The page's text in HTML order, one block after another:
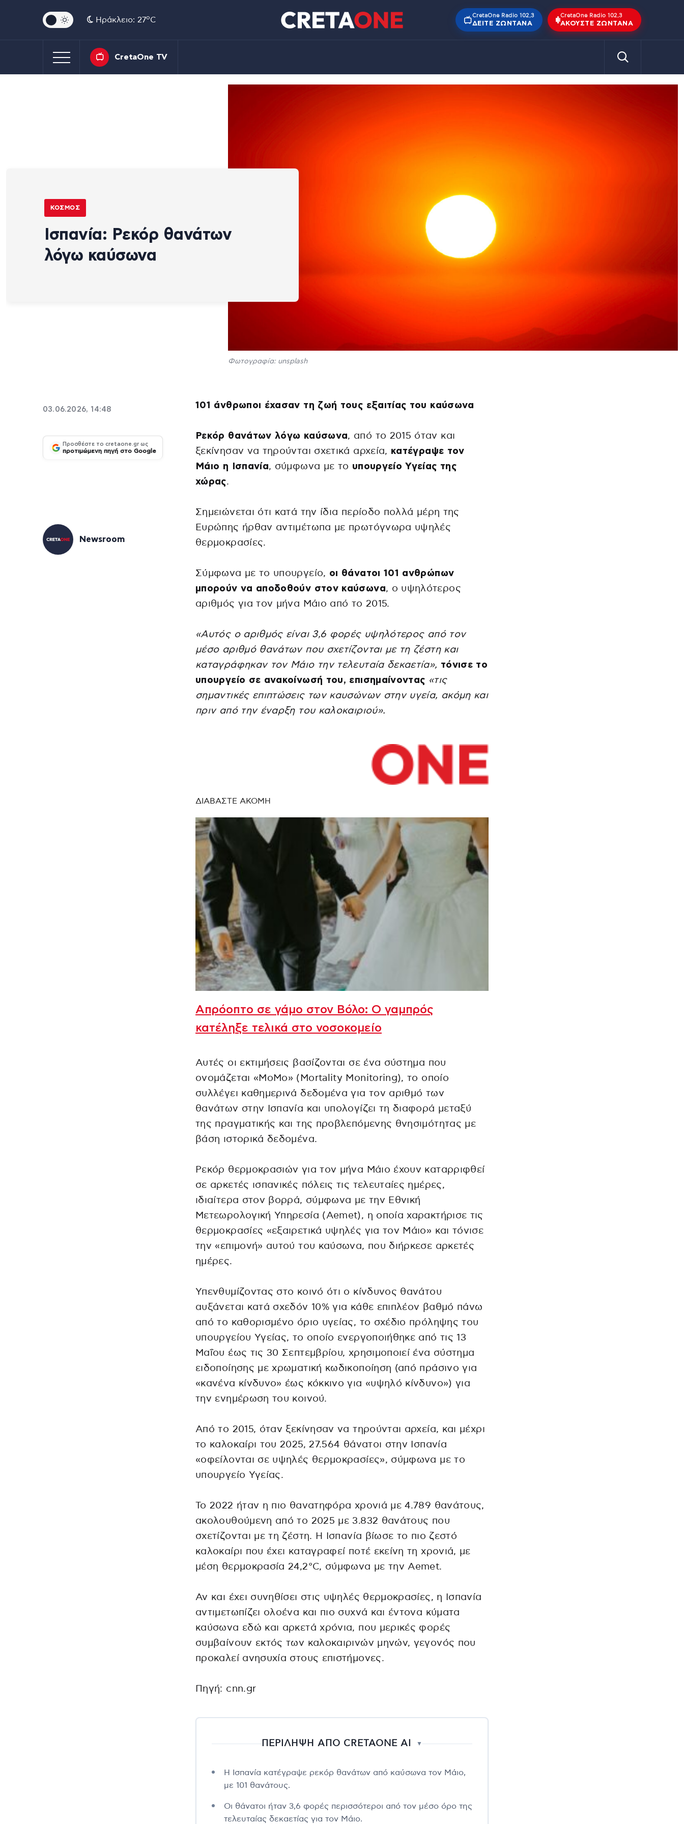
Ηράκλειο: 27oC
CretaOne Radio 102,3
ΔΕΊΤΕ ΖΩΝΤΑΝΆ
CretaOne Radio 102,3
ΑΚΟΎΣΤΕ ΖΩΝΤΑΝΆ
CretaOne TV
ΚΌΣΜΟΣ
Ισπανία: Ρεκόρ θανάτων
λόγω καύσωνα
Φωτογραφία: unsplash
03.06.2026, 14:48
Προσθέστε το cretaone.gr ως
προτιμώμενη πηγή στο Google
Newsroom
101 άνθρωποι έχασαν τη ζωή τους εξαιτίας του καύσωνα
Ρεκόρ θανάτων λόγω καύσωνα, από το 2015 όταν και
ξεκίνησαν να τηρούνται σχετικά αρχεία, κατέγραψε τον
Μάιο η Ισπανία, σύμφωνα με το υπουργείο Υγείας της
χώρας.
Σημειώνεται ότι κατά την ίδια περίοδο πολλά μέρη της
Ευρώπης ήρθαν αντιμέτωπα με πρωτόγνωρα υψηλές
θερμοκρασίες.
Σύμφωνα με το υπουργείο, οι θάνατοι 101 ανθρώπων
μπορούν να αποδοθούν στον καύσωνα, ο υψηλότερος
αριθμός για τον μήνα Μάιο από το 2015.
«Αυτός ο αριθμός είναι 3,6 φορές υψηλότερος από τον
μέσο αριθμό θανάτων που σχετίζονται με τη ζέστη και
καταγράφηκαν τον Μάιο την τελευταία δεκαετία», τόνισε το
υπουργείο σε ανακοίνωσή του, επισημαίνοντας «τις
σημαντικές επιπτώσεις των καυσώνων στην υγεία, ακόμη και
πριν από την έναρξη του καλοκαιριού».
ΔΙΑΒΑΣΤΕ ΑΚΟΜΗ
Απρόοπτο σε γάμο στον Βόλο: Ο γαμπρός
κατέληξε τελικά στο νοσοκομείο
Αυτές οι εκτιμήσεις βασίζονται σε ένα σύστημα που
ονομάζεται «MoMo» (Mortality Monitoring), το οποίο
συλλέγει καθημερινά δεδομένα για τον αριθμό των
θανάτων στην Ισπανία και υπολογίζει τη διαφορά μεταξύ
της πραγματικής και της προβλεπόμενης θνησιμότητας με
βάση ιστορικά δεδομένα.
Ρεκόρ θερμοκρασιών για τον μήνα Μάιο έχουν καταρριφθεί
σε αρκετές ισπανικές πόλεις τις τελευταίες ημέρες,
ιδιαίτερα στον βορρά, σύμφωνα με την Εθνική
Μετεωρολογική Υπηρεσία (Aemet), η οποία χαρακτήρισε τις
θερμοκρασίες «εξαιρετικά υψηλές για τον Μάιο» και τόνισε
την «επιμονή» αυτού του καύσωνα, που διήρκεσε αρκετές
ημέρες.
Υπενθυμίζοντας στο κοινό ότι ο κίνδυνος θανάτου
αυξάνεται κατά σχεδόν 10% για κάθε επιπλέον βαθμό πάνω
από το καθορισμένο όριο υγείας, το σχέδιο πρόληψης του
υπουργείου Υγείας, το οποίο ενεργοποιήθηκε από τις 13
Μαΐου έως τις 30 Σεπτεμβρίου, χρησιμοποιεί ένα σύστημα
ειδοποίησης με χρωματική κωδικοποίηση (από πράσινο για
«κανένα κίνδυνο» έως κόκκινο για «υψηλό κίνδυνο») για
την ενημέρωση του κοινού.
Από το 2015, όταν ξεκίνησαν να τηρούνται αρχεία, και μέχρι
το καλοκαίρι του 2025, 27.564 θάνατοι στην Ισπανία
«οφείλονται σε υψηλές θερμοκρασίες», σύμφωνα με το
υπουργείο Υγείας.
Το 2022 ήταν η πιο θανατηφόρα χρονιά με 4.789 θανάτους,
ακολουθούμενη από το 2025 με 3.832 θανάτους που
σχετίζονται με τη ζέστη. Η Ισπανία βίωσε το πιο ζεστό
καλοκαίρι που έχει καταγραφεί ποτέ εκείνη τη χρονιά, με
μέση θερμοκρασία 24,2°C, σύμφωνα με την Aemet.
Αν και έχει συνηθίσει στις υψηλές θερμοκρασίες, η Ισπανία
αντιμετωπίζει ολοένα και πιο συχνά και έντονα κύματα
καύσωνα εδώ και αρκετά χρόνια, που μερικές φορές
συμβαίνουν εκτός των καλοκαιρινών μηνών, γεγονός που
προκαλεί ανησυχία στους επιστήμονες.
Πηγή: cnn.gr
ΠΕΡΙΛΗΨΗ ΑΠΟ CRETAONE AI ▼
Η Ισπανία κατέγραψε ρεκόρ θανάτων από καύσωνα τον Μάιο,
με 101 θανάτους.
Οι θάνατοι ήταν 3,6 φορές περισσότεροι από τον μέσο όρο της
τελευταίας δεκαετίας για τον Μάιο.